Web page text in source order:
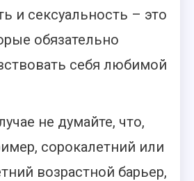
и сексуальность – это
обязательно
себя любимой
не думайте, что,
сорокалетний или
возрастной барьер,